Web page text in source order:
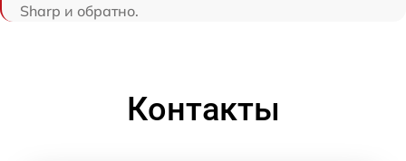
Sharp и обратно.
Контакты